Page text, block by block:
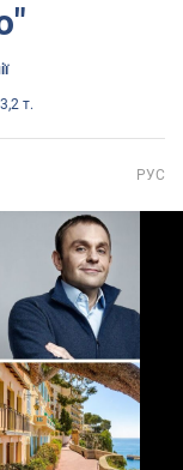
т.
РУС